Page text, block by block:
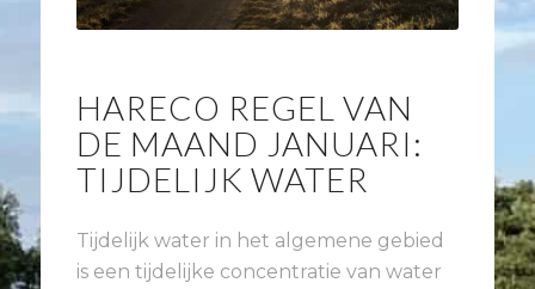
HARECO REGEL VAN
DE MAAND JANUARI:
TIJDELIJK WATER
Tijdelijk water in het algemene gebied
is een tijdelijke concentratie van water